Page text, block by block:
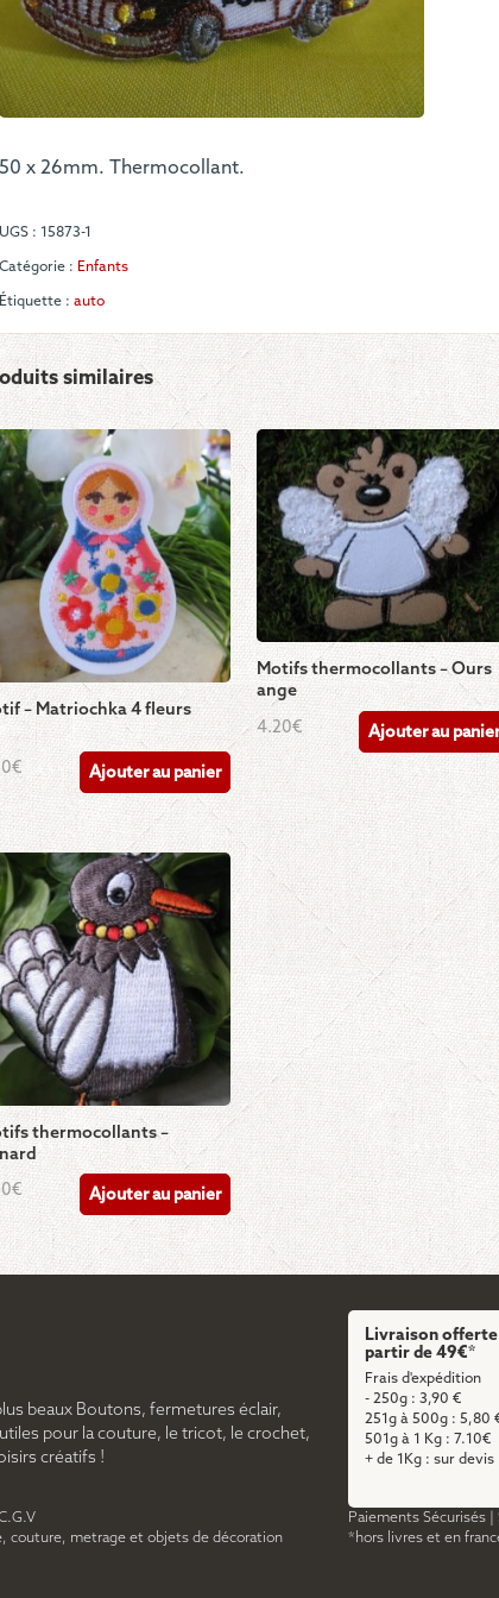
50 x 26mm. Thermocollant.
UGS : 15873-1
Catégorie : Enfants
Étiquette : auto
similaires
– Matriochka 4 fleurs
€ Ajouter au panier
Motifs thermocollants – Ours
ange
4.20€ Ajouter au panier
thermocollants –
€ Ajouter au panier
beaux Boutons, fermetures éclair,
pour la couture, le tricot, le crochet,
créatifs !
Livraison offerte
partir de 49€*
Frais d'expédition
- 250g : 3,90 €
251g à 500g : 5,80
501g à 1 Kg : 7.10€
+ de 1Kg : sur devis
couture, metrage et objets de décoration
Paiements Sécurisés|
*hors livres et en